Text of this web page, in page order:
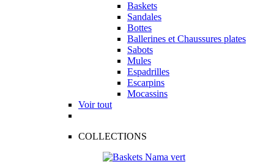
Baskets
Sandales
Bottes
Ballerines et Chaussures plates
Sabots
Mules
Espadrilles
Escarpins
Mocassins
Voir tout
COLLECTIONS